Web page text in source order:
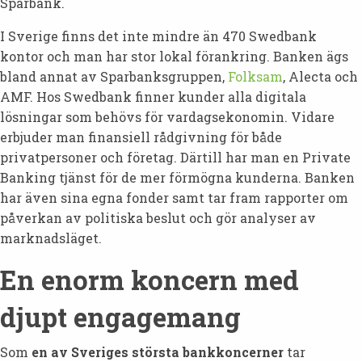
I Sverige finns det inte mindre än 470 Swedbank
kontor och man har stor lokal förankring. Banken ägs
bland annat av Sparbanksgruppen, Folksam, Alecta och
AMF. Hos Swedbank finner kunder alla digitala
lösningar som behövs för vardagsekonomin. Vidare
erbjuder man finansiell rådgivning för både
privatpersoner och företag. Därtill har man en Private
Banking tjänst för de mer förmögna kunderna. Banken
har även sina egna fonder samt tar fram rapporter om
påverkan av politiska beslut och gör analyser av
marknadsläget.
En enorm koncern med
djupt engagemang
Som en av Sveriges största bankkoncerner tar